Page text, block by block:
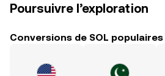
Poursuivre l’exploration
Conversions de SOL populaires